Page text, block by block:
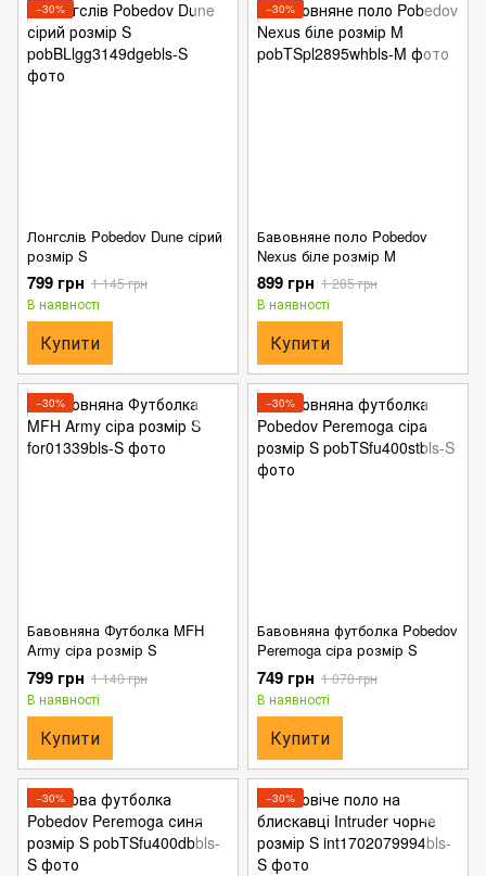
−30%
Лонгслів Pobedov Dune сірий
розмір S
799 грн 1 145 грн
В наявності
Купити
−30%
Бавовняне поло Pobedov
Nexus біле розмір M
899 грн 1 285 грн
В наявності
Купити
−30%
Бавовняна Футболка MFH
Army сіра розмір S
799 грн 1 140 грн
В наявності
Купити
−30%
Бавовняна футболка Pobedov
Peremoga сіра розмір S
749 грн 1 070 грн
В наявності
Купити
−30% −30%